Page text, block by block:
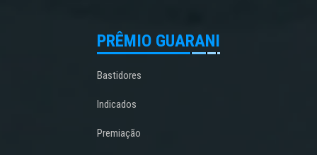
PRÊMIO GUARANI
Bastidores
Indicados
Premiação